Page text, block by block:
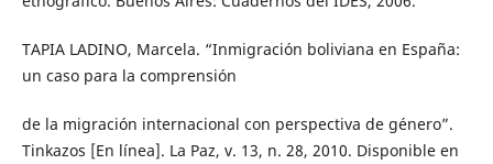
TAPIA LADINO, Marcela. “Inmigración boliviana en España:
un caso para la comprensión
de la migración internacional con perspectiva de género”.
Tinkazos [En línea]. La Paz, v. 13, n. 28, 2010. Disponible en